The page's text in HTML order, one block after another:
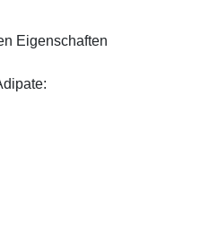
Eigenschaften